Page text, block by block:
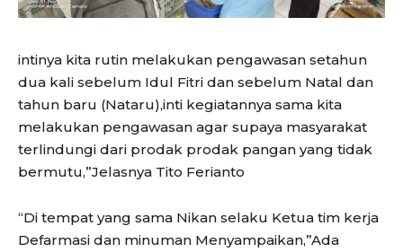
intinya kita rutin melakukan pengawasan setahun
dua kali sebelum Idul Fitri dan sebelum Natal dan
tahun baru (Nataru),inti kegiatannya sama kita
melakukan pengawasan agar supaya masyarakat
terlindungi dari prodak prodak pangan yang tidak
bermutu,”Jelasnya Tito Ferianto
“Di tempat yang sama Nikan selaku Ketua tim kerja
Defarmasi dan minuman Menyampaikan,”Ada